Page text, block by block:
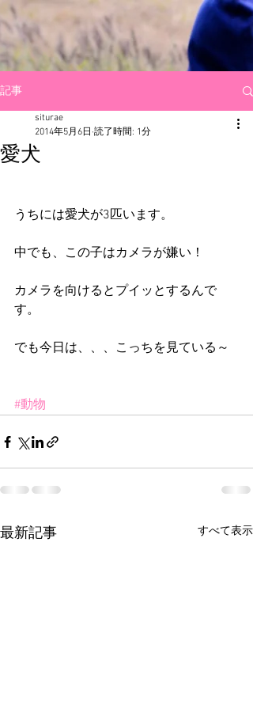
記事
愛犬
siturae
2014年5月6日 読了時間: 1分
うちには愛犬が3匹います。
中でも、この子はカメラが嫌い！
カメラを向けるとプイッとするんで
す。
でも今日は、、、こっちを見ている～
#動物
最新記事 すべて表示